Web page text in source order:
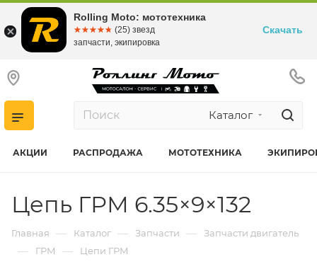
Каталог
АКЦИИ РАСПРОДАЖА МОТОТЕХНИКА
Цепь ГРМ 6.35×9×132
Главная — Каталог — Запчасти — Запчасти двигатель
— ГРМ — Цепи ГРМ
Rolling Moto: мототехника
☆☆☆☆☆
★★★★★ (25) звезд
запчасти, экипировка
Скачать